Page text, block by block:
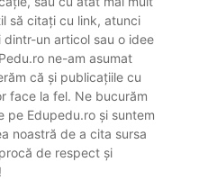
să citați cu link, atunci
un articol sau o idee
ne-am asumat
că și publicațiile cu
face la fel. Ne bucurăm
pe Edupedu.ro și suntem
noastră de a cita sursa
de respect și